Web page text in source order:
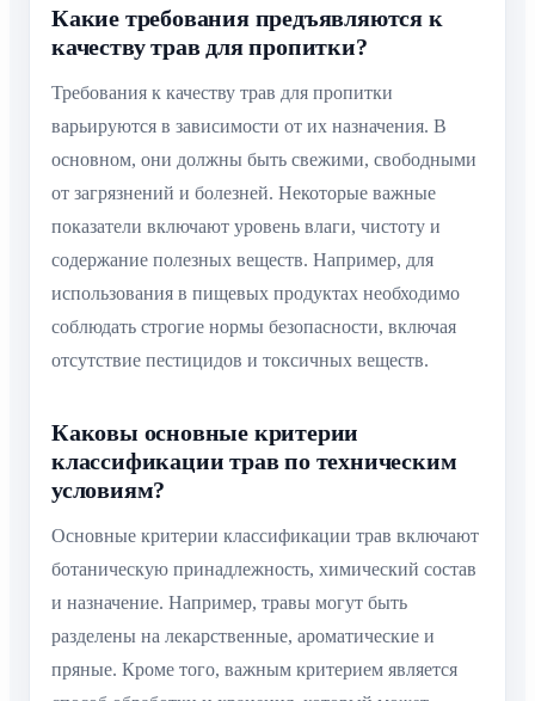
Какие требования предъявляются к
качеству трав для пропитки?
Требования к качеству трав для пропитки
варьируются в зависимости от их назначения. В
основном, они должны быть свежими, свободными
от загрязнений и болезней. Некоторые важные
показатели включают уровень влаги, чистоту и
содержание полезных веществ. Например, для
использования в пищевых продуктах необходимо
соблюдать строгие нормы безопасности, включая
отсутствие пестицидов и токсичных веществ.
Каковы основные критерии
классификации трав по техническим
условиям?
Основные критерии классификации трав включают
ботаническую принадлежность, химический состав
и назначение. Например, травы могут быть
разделены на лекарственные, ароматические и
пряные. Кроме того, важным критерием является